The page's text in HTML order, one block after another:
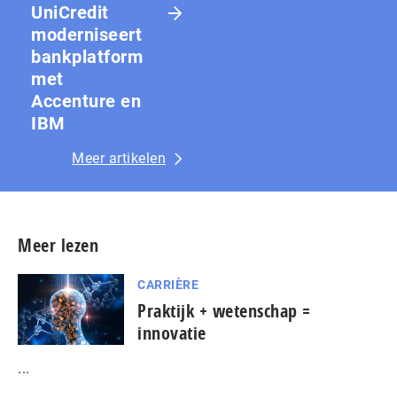
UniCredit
moderniseert
bankplatform
met
Accenture en
IBM
Meer artikelen
Meer lezen
CARRIÈRE
Praktijk + wetenschap =
innovatie
...